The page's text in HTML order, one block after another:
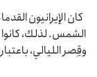
كان الإيرانيون
الشمس. لذلك، كانوا
وقِصر الليالي،